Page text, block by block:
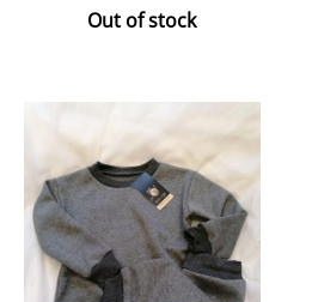
Out of stock